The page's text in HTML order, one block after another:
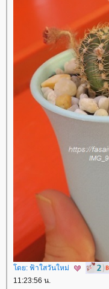
ดย: ฟ้าใสวันใหม่
11:23:56 น.